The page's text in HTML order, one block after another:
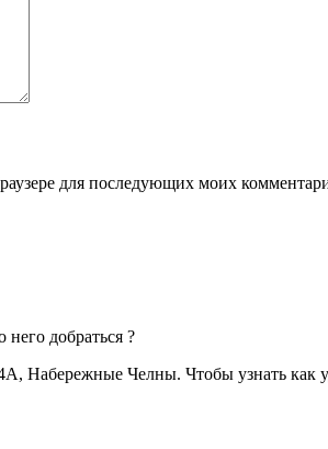
для последующих моих
добраться ?
Набережные Челны. Чтобы узнать как